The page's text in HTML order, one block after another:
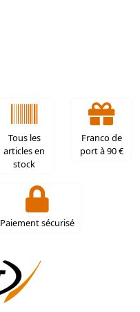
Tous les
articles en
stock
Franco de
port à 90 €
Paiement sécurisé